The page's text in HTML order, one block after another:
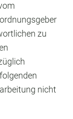
zu
nicht